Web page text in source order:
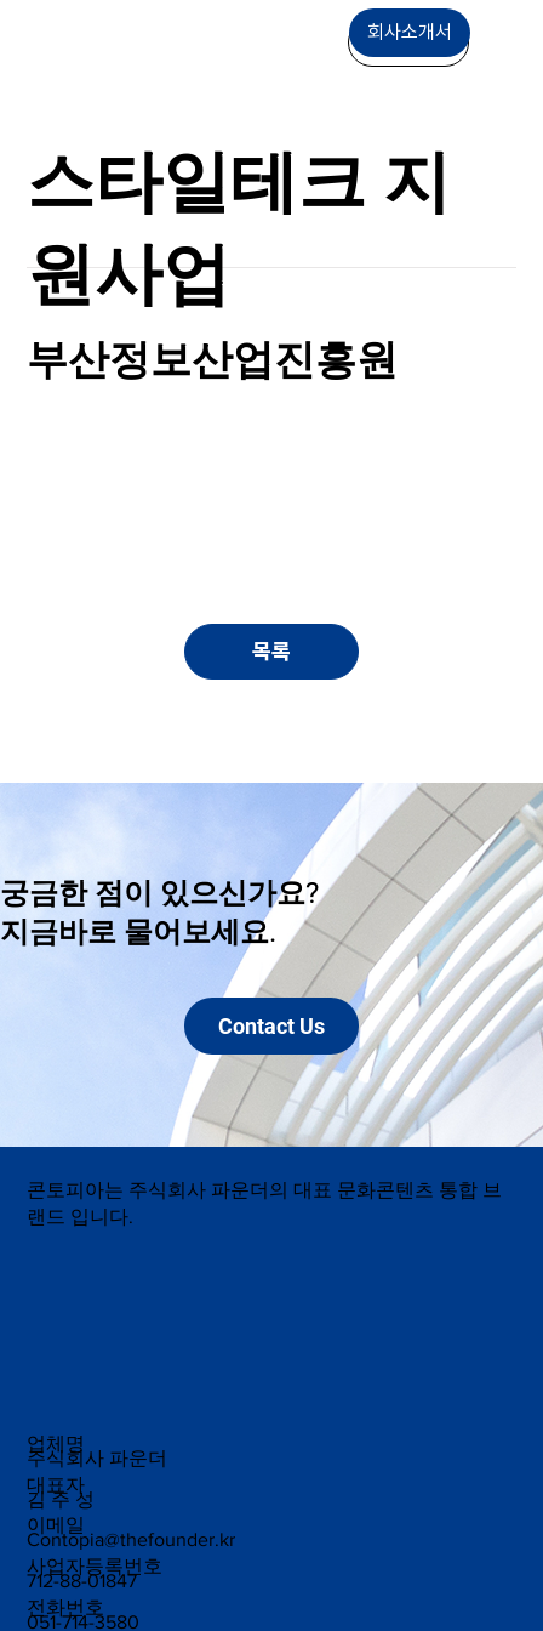
상담문의
회사소개서
목록
스타일테크 지
원사업
부산정보산업진흥원
궁금한 점이 있으신가요?
​지금바로 물어보세요.
Contact Us
콘토피아는 주식회사 파운더의 대표 문화콘텐츠 통합 브
랜드 입니다.
업체명
주식회사 파운더
대표자
김 주 성
사업자등록번호
712-88-01847
전화번호
051-714-3580
이메일
Contopia@thefounder.kr